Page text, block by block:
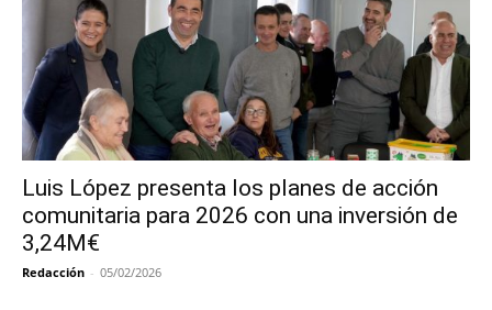
Luis López presenta los planes de acción
comunitaria para 2026 con una inversión de
3,24M€
Redacción - 05/02/2026